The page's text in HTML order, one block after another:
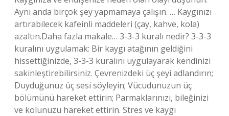
Aynı anda birçok şey yapmamaya çalışın. … Kaygınızı
artırabilecek kafeinli maddeleri (çay, kahve, kola)
azaltın.Daha fazla makale… 3-3-3 kuralı nedir? 3-3-3
kuralını uygulamak: Bir kaygı atağının geldiğini
hissettiğinizde, 3-3-3 kuralını uygulayarak kendinizi
sakinleştirebilirsiniz. Çevrenizdeki üç şeyi adlandırın;
Duyduğunuz üç sesi söyleyin; Vücudunuzun üç
bölümünü hareket ettirin; Parmaklarınızı, bileğinizi
ve kolunuzu hareket ettirin. Stres ve kaygı